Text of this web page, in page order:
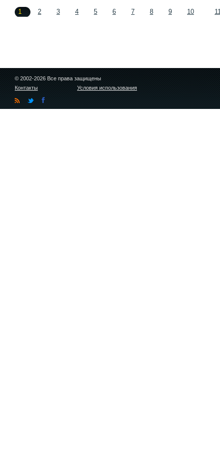
1 2 3 4 5 6 7 8 9 10
© 2002-2026 Все права защищены
Контакты
Условия использования